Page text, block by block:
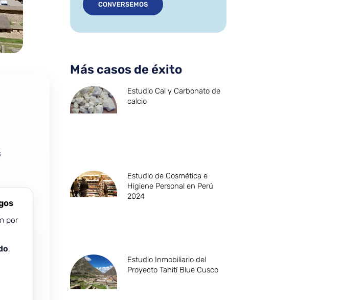
por
,
CONVERSEMOS
Más casos de éxito
Estudio Cal y Carbonato de
calcio
Estudio de Cosmética e
Higiene Personal en Perú
2024
Estudio Inmobiliario del
Proyecto Tahití Blue Cusco